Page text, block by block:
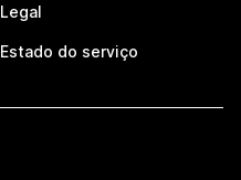
Legal
Estado do serviço